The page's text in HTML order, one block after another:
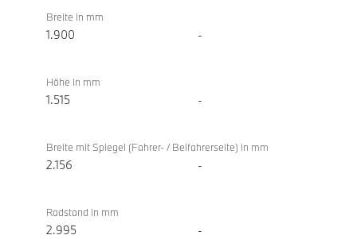
Breite in mm
1.900 -
Höhe in mm
1.515 -
Breite mit Spiegel (Fahrer- / Beifahrerseite) in mm
2.156 -
Radstand in mm
2.995 -